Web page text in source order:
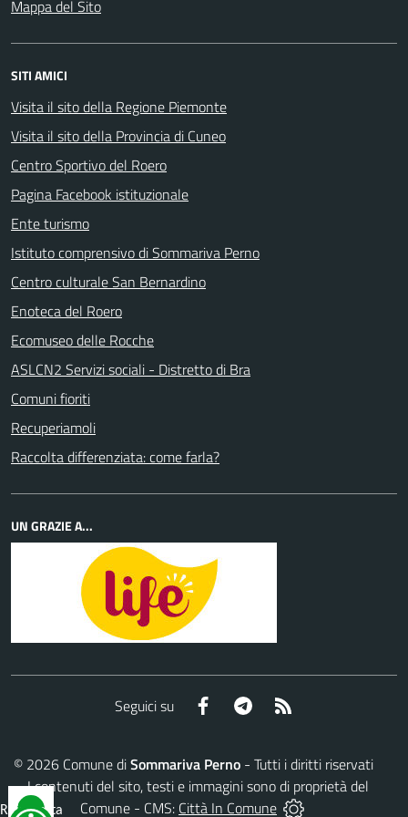
Mappa del Sito
SITI AMICI
Visita il sito della Regione Piemonte
Visita il sito della Provincia di Cuneo
Centro Sportivo del Roero
Pagina Facebook istituzionale
Ente turismo
Istituto comprensivo di Sommariva Perno
Centro culturale San Bernardino
Enoteca del Roero
Ecomuseo delle Rocche
ASLCN2 Servizi sociali - Distretto di Bra
Comuni fioriti
Recuperiamoli
Raccolta differenziata: come farla?
UN GRAZIE A...
Seguici su Facebook Telegram
© 2026Comune diSommariva Perno- Tutti i diritti riservati
- I contenuti del sito, testi e immagini sono di proprietà del
Comune - CMS: Città In Comune
Reimposta